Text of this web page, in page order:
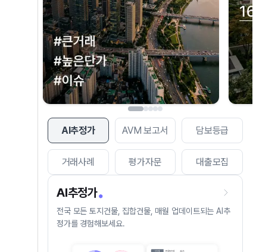
AI추정가 AVM 보고서 담보등급
거래사례 평가자문 대출모집
AI추정가
전국 모든 토지건물, 집합건물, 매월 업데이트되는 AI추
정가를 경험해보세요.